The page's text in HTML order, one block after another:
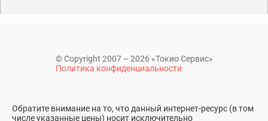
© Copyright 2007 – 2026 «Токио Сервис»
Политика конфиденциальности
Обратите внимание на то, что данный интернет-ресурс (в том
числе указанные цены) носит исключительно